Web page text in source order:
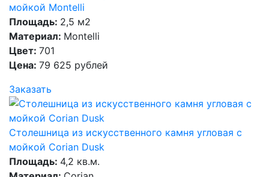
мойкой Montelli
Площадь: 2,5 м2
Материал: Montelli
Цвет: 701
Цена: 79 625 рублей
Заказать
Столешница из искусственного камня угловая с
мойкой Corian Dusk
Площадь: 4,2 кв.м.